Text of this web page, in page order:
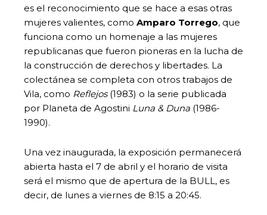
es el reconocimiento que se hace a esas otras
mujeres valientes, como Amparo Torrego, que
funciona como un homenaje a las mujeres
republicanas que fueron pioneras en la lucha de
la construcción de derechos y libertades. La
colectánea se completa con otros trabajos de
Vila, como Reflejos(1983) o la serie publicada
por Planeta de Agostini Luna & Duna (1986-
1990).
Una vez inaugurada, la exposición permanecerá
abierta hasta el 7 de abril y el horario de visita
será el mismo que de apertura de la BULL, es
decir, de lunes a viernes de 8:15 a 20:45.